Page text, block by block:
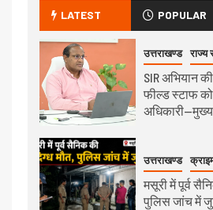
LATEST POPULAR
उत्तराखण्ड राज्य
SIR अभियान
फील्ड स्टाफ को
अधिकारी—मुख्य
उत्तराखण्ड
मसूरी में पूर्व
पुलिस जांच में